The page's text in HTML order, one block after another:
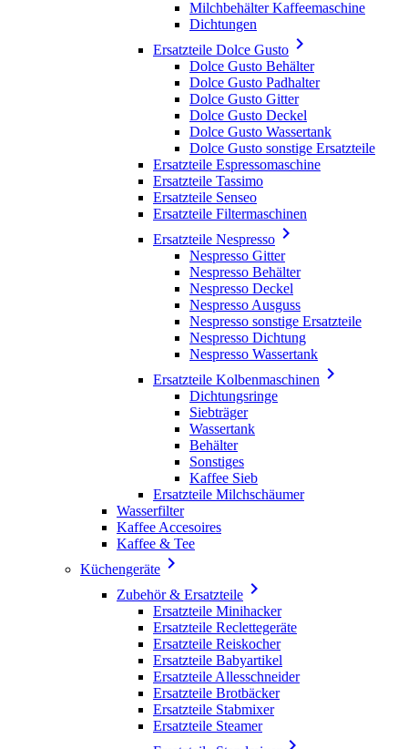
Milchbehälter Kaffeemaschine
Dichtungen
Ersatzteile Dolce Gusto 
Dolce Gusto Behälter
Dolce Gusto Padhalter
Dolce Gusto Gitter
Dolce Gusto Deckel
Dolce Gusto Wassertank
Dolce Gusto sonstige Ersatzteile
Ersatzteile Espressomaschine
Ersatzteile Tassimo
Ersatzteile Senseo
Ersatzteile Filtermaschinen
Ersatzteile Nespresso 
Nespresso Gitter
Nespresso Behälter
Nespresso Deckel
Nespresso Ausguss
Nespresso sonstige Ersatzteile
Nespresso Dichtung
Nespresso Wassertank
Ersatzteile Kolbenmaschinen 
Dichtungsringe
Siebträger
Wassertank
Behälter
Sonstiges
Kaffee Sieb
Ersatzteile Milchschäumer
Wasserfilter
Kaffee Accesoires
Kaffee & Tee
Küchengeräte 
Zubehör & Ersatzteile 
Ersatzteile Minihacker
Ersatzteile Reclettegeräte
Ersatzteile Reiskocher
Ersatzteile Babyartikel
Ersatzteile Allesschneider
Ersatzteile Brotbäcker
Ersatzteile Stabmixer
Ersatzteile Steamer